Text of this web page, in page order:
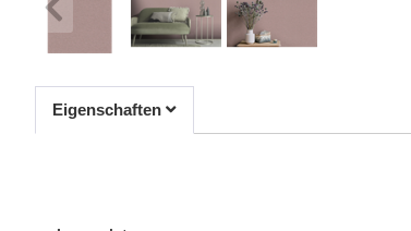
Eigenschaften